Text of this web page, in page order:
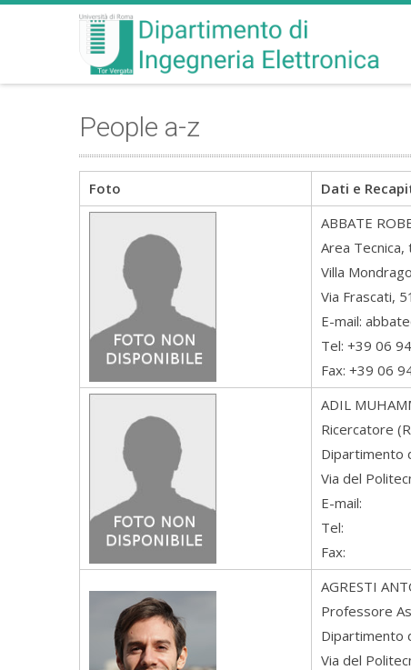
People a-z
Foto
Dati e
ABBATE
Area
Villa
Via Frascati,
E-mail:
Tel: +39 06
Fax: +39 06
ADIL
Ricercatore
Dipartimento
Via del
E-mail:
Tel:
Fax:
AGRESTI
Professore
Dipartimento
Via del